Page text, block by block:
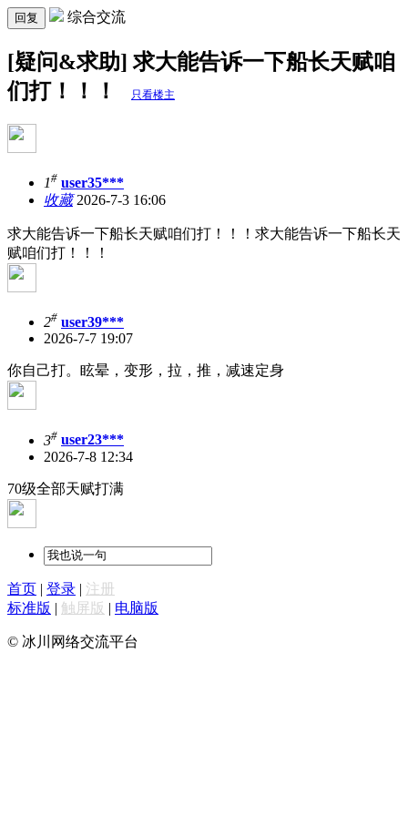
回复 综合交流
[疑问&求助] 求大能告诉一下船长天赋咱
们打！！！
只看楼主
1# user35***
收藏2026-7-3 16:06
求大能告诉一下船长天赋咱们打！！！求大能告诉一下船长天
赋咱们打！！！
2# user39***
2026-7-7 19:07
你自己打。眩晕，变形，拉，推，减速定身
3# user23***
2026-7-8 12:34
70级全部天赋打满
首页 | 登录 | 注册
标准版 | 触屏版 | 电脑版
© 冰川网络交流平台